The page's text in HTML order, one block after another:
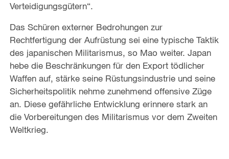
Verteidigungsgütern“.
Das Schüren externer Bedrohungen zur
Rechtfertigung der Aufrüstung sei eine typische Taktik
des japanischen Militarismus, so Mao weiter. Japan
hebe die Beschränkungen für den Export tödlicher
Waffen auf, stärke seine Rüstungsindustrie und seine
Sicherheitspolitik nehme zunehmend offensive Züge
an. Diese gefährliche Entwicklung erinnere stark an
die Vorbereitungen des Militarismus vor dem Zweiten
Weltkrieg.